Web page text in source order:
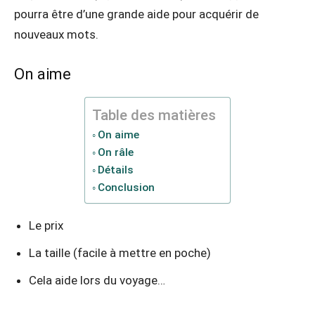
pourra être d’une grande aide pour acquérir de
nouveaux mots.
On aime
Table des matières
On aime
On râle
Détails
Conclusion
Le prix
La taille (facile à mettre en poche)
Cela aide lors du voyage…